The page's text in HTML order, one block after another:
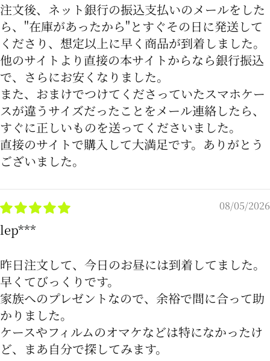
注文後、ネット銀行の振込支払いのメールをした
ら、"在庫があったから"とすぐその日に発送して
くださり、想定以上に早く商品が到着しました。
他のサイトより直接の本サイトからなら銀行振込
で、さらにお安くなりました。
また、おまけでつけてくださっていたスマホケー
スが違うサイズだったことをメール連絡したら、
すぐに正しいものを送ってくださいました。
直接のサイトで購入して大満足です。ありがとう
ございました。
08/05/2026
lep***
昨日注文して、今日のお昼には到着してました。
早くてびっくりです。
家族へのプレゼントなので、余裕で間に合って助
かりました。
ケースやフィルムのオマケなどは特になかったけ
ど、まあ自分で探してみます。